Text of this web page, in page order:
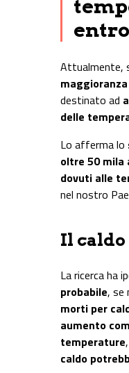
Attualmente,
maggioranza
destinato ad
delle
Lo afferma lo
oltre 50
dovuti alle
nel nostro
Il
La ricerca ha
probabile, se
morti per
aumento
temperature
caldo